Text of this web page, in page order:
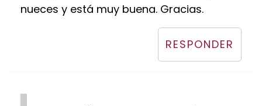
nueces y está muy buena. Gracias.
RESPONDER